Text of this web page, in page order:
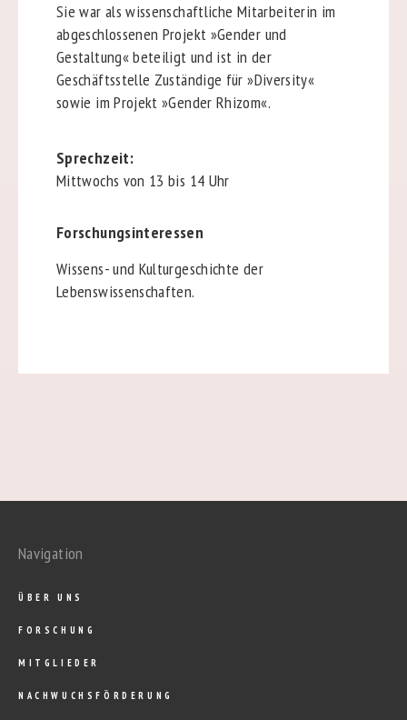
Sie war als wissenschaftliche Mitarbeiterin im
abgeschlossenen Projekt »Gender und
Gestaltung« beteiligt und ist in der
Geschäftsstelle Zuständige für »Diversity«
sowie im Projekt »Gender Rhizom«.
Sprechzeit:
Mittwochs von 13 bis 14 Uhr
Forschungsinteressen
Wissens- und Kulturgeschichte der
Lebenswissenschaften.
Navigation
ÜBER UNS
FORSCHUNG
MITGLIEDER
NACHWUCHSFÖRDERUNG